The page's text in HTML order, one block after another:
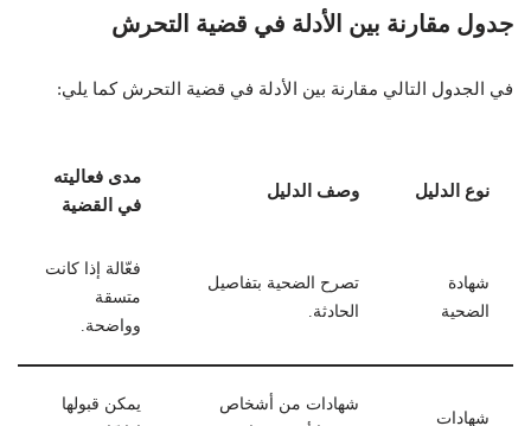
جدول مقارنة بين الأدلة في قضية التحرش
في الجدول التالي مقارنة بين الأدلة في قضية التحرش كما يلي:
نوع الدليل وصف الدليل
مدى فعاليته
في القضية
شهادة
الضحية
تصرح الضحية بتفاصيل
الحادثة.
فعّالة إذا كانت
متسقة
وواضحة.
شهادات
شهادات من أشخاص
يمكن قبولها